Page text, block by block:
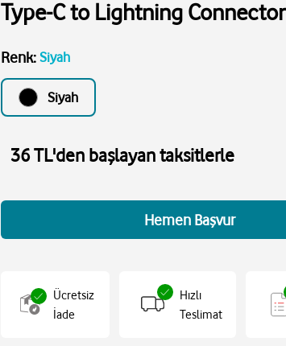
Type-C to Lightning Connector
Renk: Siyah
Siyah
36 TL'den başlayan taksitlerle
Hemen Başvur
Ücretsiz
İade
Hızlı
Teslimat